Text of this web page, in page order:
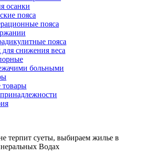
осанки
пояса
пояса
пояса
снижения веса
больными
товары
терпит суеты, выбираем жилье в
Водах